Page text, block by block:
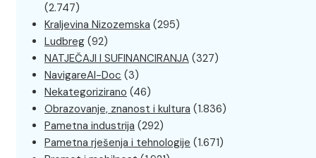
(2.747)
Kraljevina Nizozemska (295)
Ludbreg (92)
NATJEČAJI I SUFINANCIRANJA (327)
NavigareAI-Doc (3)
Nekategorizirano (46)
Obrazovanje, znanost i kultura (1.836)
Pametna industrija (292)
Pametna rješenja i tehnologije (1.671)